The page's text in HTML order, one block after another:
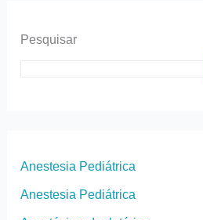
Pesquisar
Anestesia Pediátrica
Anestesia Pediátrica